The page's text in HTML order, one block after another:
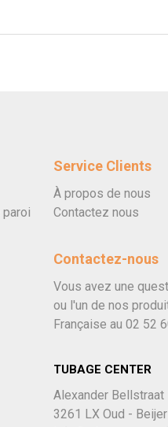
Service Clients
À propos de nous
Contactez nous
Contactez-nous
Vous avez une
ou l'un de nos
Française au 02 52
TUBAGE CENTER
Alexander Bellstraat
3261 LX Oud -